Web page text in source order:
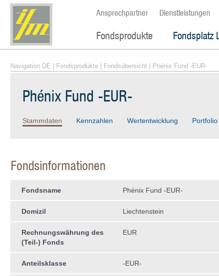
Ansprechpartner Dienstleistungen
Fondsprodukte Fondsplatz
Navigation DE Fondsprodukte Fondsübersicht | Phénix Fund -EUR-
Phénix Fund -EUR-
Stammdaten Kennzahlen Wertentwicklung Portfolio
Fondsinformationen
Fondsname Phénix Fund -EUR-
Domizil Liechtenstein
Rechnungswährung des
(Teil-) Fonds
EUR
Anteilsklasse -EUR-